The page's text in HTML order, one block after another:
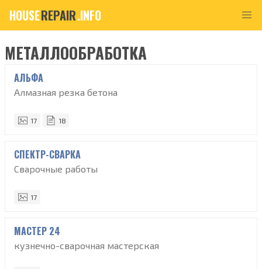
HOUSEREPAIR.INFO
МЕТАЛЛООБРАБОТКА
АЛЬФА
Алмазная резка бетона
17 18
СПЕКТР-СВАРКА
Сварочные работы
17
МАСТЕР 24
кузнечно-сварочная мастерская